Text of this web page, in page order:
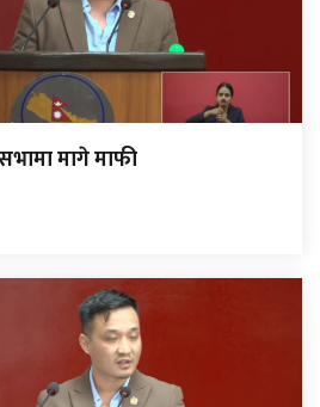
मागे माफी